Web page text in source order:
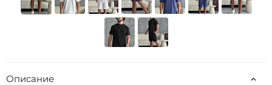
Описание